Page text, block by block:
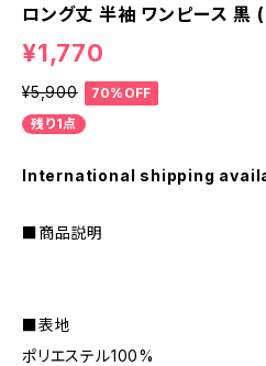
ロング丈 半袖 ワンピース
¥1,770
¥5,900
70%OFF
残り1点
International shipping
■商品説明
■表地
ポリエステル100%